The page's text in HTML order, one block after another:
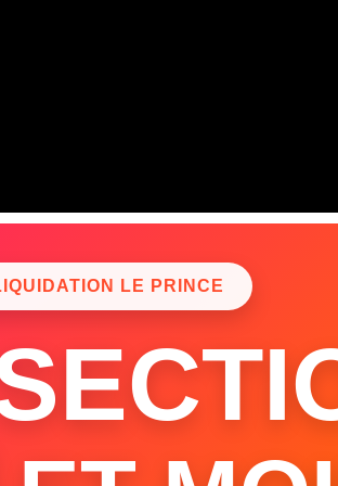
LE PRINCE